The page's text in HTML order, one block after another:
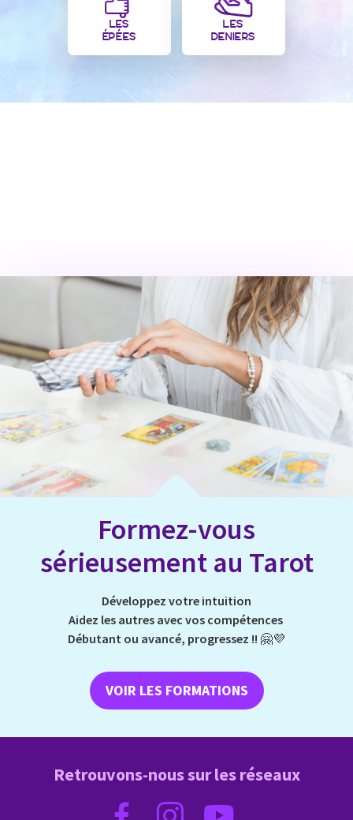
LES
ÉPÉES
LES
DENIERS
Formez-vous
sérieusement au Tarot
Développez votre intuition
Aidez les autres avec vos compétences
Débutant ou avancé, progressez !! 🤗💜
VOIR LES FORMATIONS
Retrouvons-nous sur les réseaux